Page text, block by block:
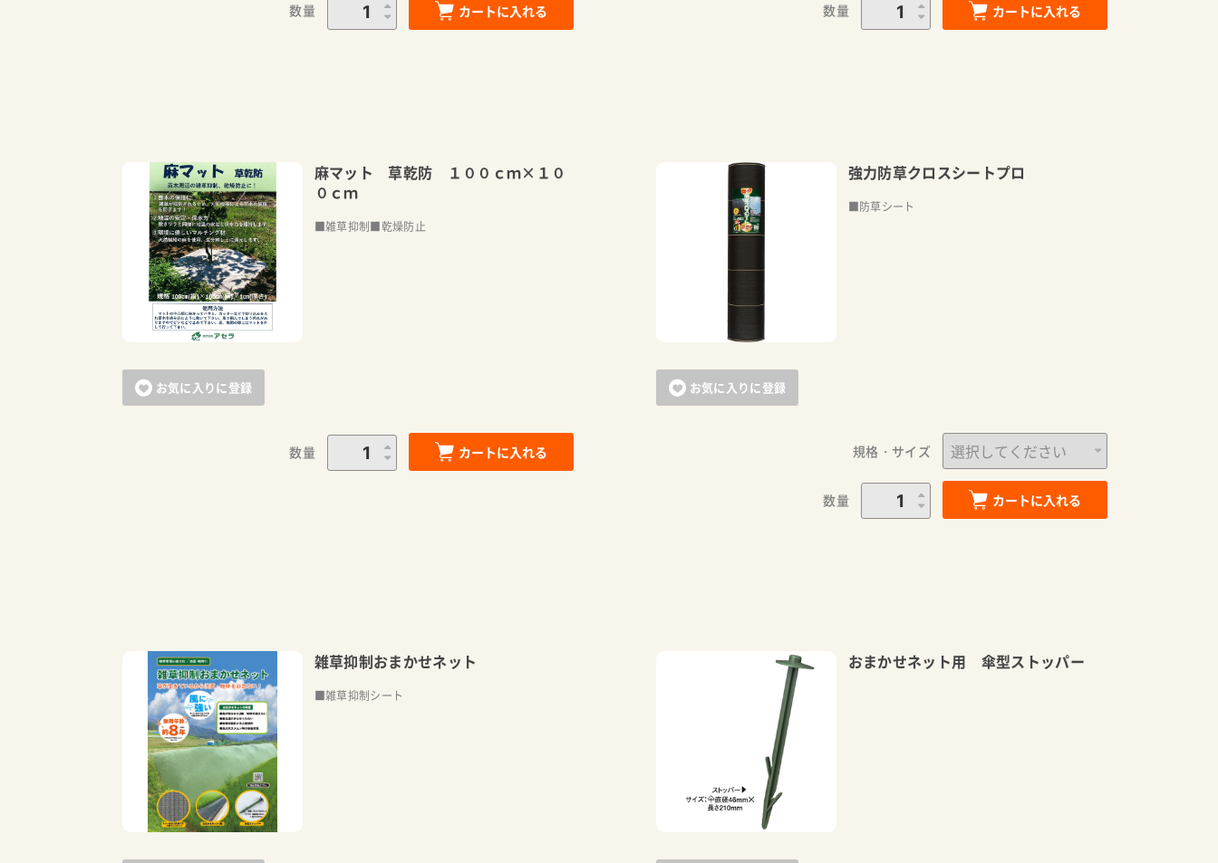
数量 カートに入れる 数量 カートに入れる
お気に入りに登録
麻マット 草乾防 １００ｃｍ×１０
０ｃｍ
■雑草抑制■乾燥防止
数量 カートに入れる
お気に入りに登録
強力防草クロスシートプロ
■防草シート
規格・サイズ
数量 カートに入れる
雑草抑制おまかせネット
■雑草抑制シート
おまかせネット用 傘型ストッパー